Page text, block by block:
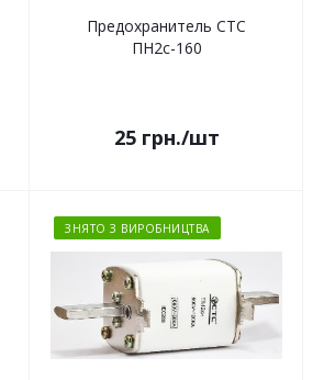
Предохранитель СТС
ПН2с-160
25грн./шт
ЗНЯТО З ВИРОБНИЦТВА